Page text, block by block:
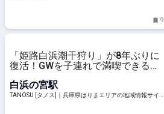
9
「姫路白浜潮干狩り」が8年ぶりに
復活！GWを子連れで満喫できるイ
白浜の宮駅
TANOSU [タノス]｜兵庫県はりまエリアの地域情報サイ